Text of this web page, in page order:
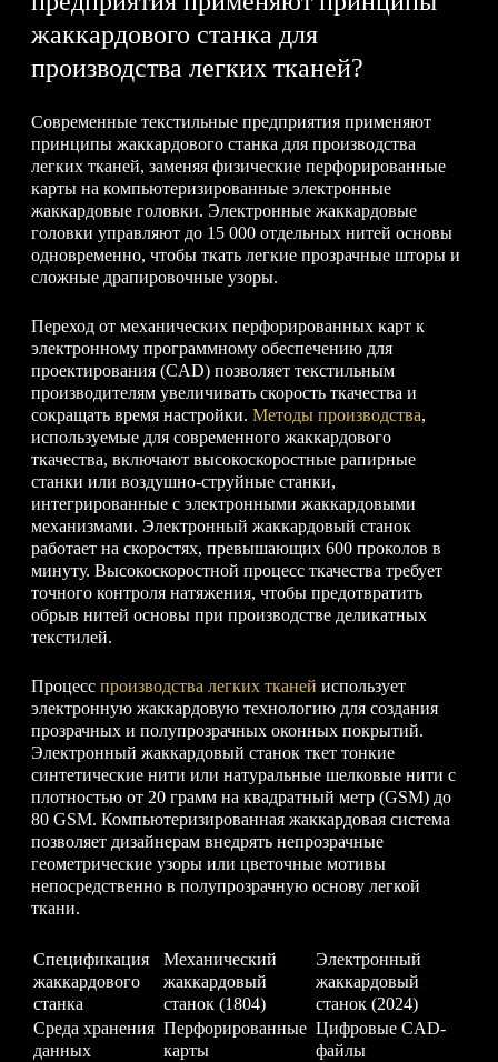
жаккардового станка для
производства легких тканей?
Современные текстильные предприятия применяют
принципы жаккардового станка для производства
легких тканей, заменяя физические перфорированные
карты на компьютеризированные электронные
жаккардовые головки. Электронные жаккардовые
головки управляют до 15 000 отдельных нитей основы
одновременно, чтобы ткать легкие прозрачные шторы и
сложные драпировочные узоры.
Переход от механических перфорированных карт к
электронному программному обеспечению для
проектирования (CAD) позволяет текстильным
производителям увеличивать скорость ткачества и
сокращать время настройки.Методы производства,
используемые для современного жаккардового
ткачества, включают высокоскоростные рапирные
станки или воздушно-струйные станки,
интегрированные с электронными жаккардовыми
механизмами. Электронный жаккардовый станок
работает на скоростях, превышающих 600 проколов в
минуту. Высокоскоростной процесс ткачества требует
точного контроля натяжения, чтобы предотвратить
обрыв нитей основы при производстве деликатных
текстилей.
Процесспроизводства легких тканей использует
электронную жаккардовую технологию для создания
прозрачных и полупрозрачных оконных покрытий.
Электронный жаккардовый станок ткет тонкие
синтетические нити или натуральные шелковые нити с
плотностью от 20 грамм на квадратный метр (GSM) до
80 GSM. Компьютеризированная жаккардовая система
позволяет дизайнерам внедрять непрозрачные
геометрические узоры или цветочные мотивы
непосредственно в полупрозрачную основу легкой
ткани.
Спецификация
жаккардового
станка
Механический
жаккардовый
станок (1804)
Электронный
жаккардовый
станок (2024)
Среда хранения
данных
Перфорированные
карты
Цифровые CAD-
файлы